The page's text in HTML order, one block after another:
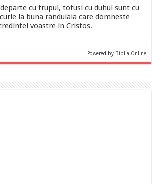
cu trupul, totusi cu duhul sunt cu
la buna randuiala care domneste
voastre in Cristos.
Powered by Biblia Online